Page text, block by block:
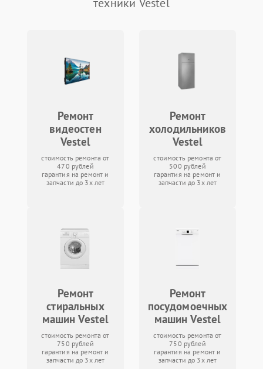
Ремонт
видеостен
Vestel
стоимость ремонта от
470 рублей
гарантия на ремонт и
запчасти до 3х лет
Ремонт
холодильников
Vestel
стоимость ремонта от
500 рублей
гарантия на ремонт и
запчасти до 3х лет
Ремонт
стиральных
машин Vestel
стоимость ремонта от
750 рублей
гарантия на ремонт и
запчасти до 3х лет
Ремонт
посудомоечных
машин Vestel
стоимость ремонта от
750 рублей
гарантия на ремонт и
запчасти до 3х лет